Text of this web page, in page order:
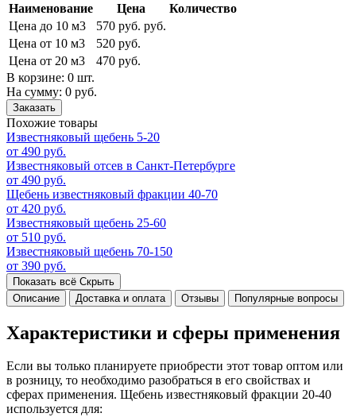
Наименование Цена
Количество
Цена до 10 м3
570 руб. руб.
Цена от 10 м3
520 руб.
Цена от 20 м3
470 руб.
В корзине: 0 шт.
На сумму: 0 руб.
Заказать
Похожие товары
Известняковый щебень 5-20
от 490 руб.
Известняковый отсев в Санкт-Петербурге
от 490 руб.
Щебень известняковый фракции 40-70
от 420 руб.
Известняковый щебень 25-60
от 510 руб.
Известняковый щебень 70-150
от 390 руб.
Показать всё Скрыть
Описание
Доставка и оплата Отзывы Популярные вопросы
Характеристики и сферы применения
Если вы только планируете приобрести этот товар оптом или
в розницу, то необходимо разобраться в его свойствах и
сферах применения. Щебень известняковый фракции 20-40
используется для: